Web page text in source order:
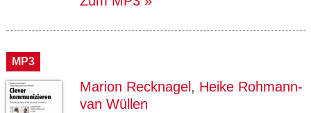
MP3
Marion Recknagel , Heike Rohmann-
van Wüllen